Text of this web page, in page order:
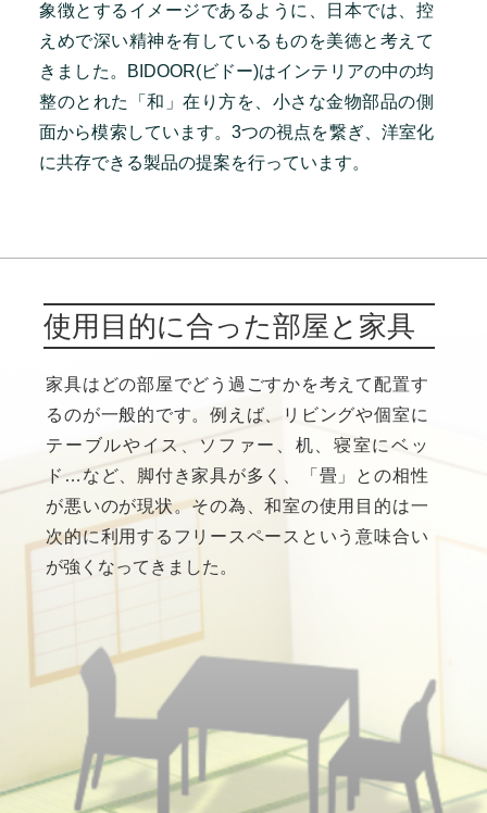
象徴とするイメージであるように、日本では、控
えめで深い精神を有しているものを美徳と考えて
きました。BIDOOR(ビドー)はインテリアの中の均
整のとれた「和」在り方を、小さな金物部品の側
面から模索しています。3つの視点を繋ぎ、洋室化
に共存できる製品の提案を行っています。
使用目的に合った部屋と家具
家具はどの部屋でどう過ごすかを考えて配置す
るのが一般的です。例えば、リビングや個室に
テーブルやイス、ソファー、机、寝室にベッ
ド…など、脚付き家具が多く、「畳」との相性
が悪いのが現状。その為、和室の使用目的は一
次的に利用するフリースペースという意味合い
が強くなってきました。